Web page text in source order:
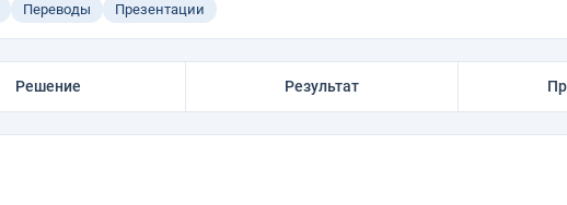
Переводы Презентации
Решение Результат